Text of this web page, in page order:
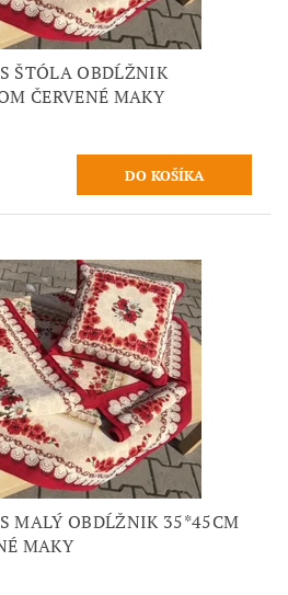
ŠTÓLA OBDĹŽNIK
ČERVENÉ MAKY
MALÝ OBDĹŽNIK 35*45CM
MAKY